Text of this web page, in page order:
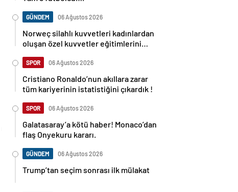
GÜNDEM 06 Ağustos 2026
Norweç silahlı kuvvetleri kadınlardan
oluşan özel kuvvetler eğitimlerini
SPOR 06 Ağustos 2026
Cristiano Ronaldo’nun akıllara zarar
tüm kariyerinin istatistiğini çıkardık !
SPOR 06 Ağustos 2026
Galatasaray’a kötü haber! Monaco’dan
flaş Onyekuru kararı.
GÜNDEM 06 Ağustos 2026
Trump’tan seçim sonrası ilk mülakat